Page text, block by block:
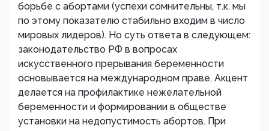
борьбе с абортами (успехи сомнительны, т.к. мы
по этому показателю стабильно входим в число
мировых лидеров). Но суть ответа в следующем:
законодательство РФ в вопросах
искусственного прерывания беременности
основывается на международном праве. Акцент
делается на профилактике нежелательной
беременности и формировании в обществе
установки на недопустимость абортов. При